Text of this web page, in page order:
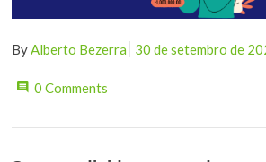
ByAlberto Bezerra 30 de setembro de
0 Comments